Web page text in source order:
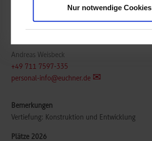
Nur notwendige Cookies
Kohlhammerstraße 16
Andreas Weisbeck
+49 711 7597-335
personal-info@euchner.de
Vertiefung: Konstruktion und Entwicklung